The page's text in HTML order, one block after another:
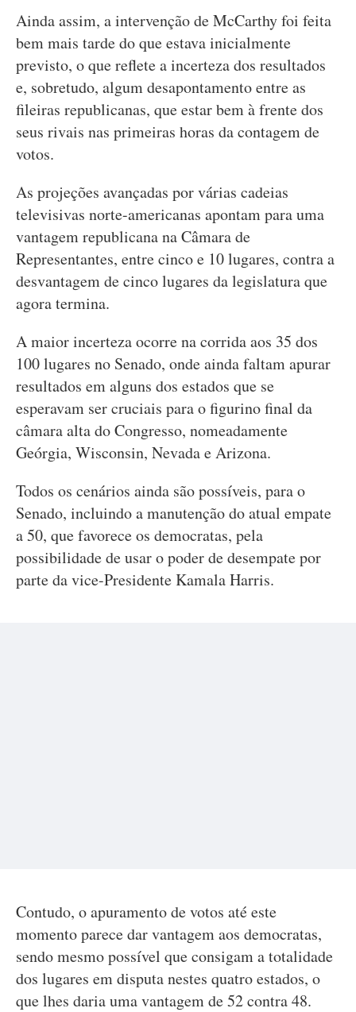
Ainda assim, a intervenção de McCarthy foi feita
bem mais tarde do que estava inicialmente
previsto, o que reflete a incerteza dos resultados
e, sobretudo, algum desapontamento entre as
fileiras republicanas, que estar bem à frente dos
seus rivais nas primeiras horas da contagem de
votos.
As projeções avançadas por várias cadeias
televisivas norte-americanas apontam para uma
vantagem republicana na Câmara de
Representantes, entre cinco e 10 lugares, contra a
desvantagem de cinco lugares da legislatura que
agora termina.
A maior incerteza ocorre na corrida aos 35 dos
100 lugares no Senado, onde ainda faltam apurar
resultados em alguns dos estados que se
esperavam ser cruciais para o figurino final da
câmara alta do Congresso, nomeadamente
Geórgia, Wisconsin, Nevada e Arizona.
Todos os cenários ainda são possíveis, para o
Senado, incluindo a manutenção do atual empate
a 50, que favorece os democratas, pela
possibilidade de usar o poder de desempate por
parte da vice-Presidente Kamala Harris.
Contudo, o apuramento de votos até este
momento parece dar vantagem aos democratas,
sendo mesmo possível que consigam a totalidade
dos lugares em disputa nestes quatro estados, o
que lhes daria uma vantagem de 52 contra 48.